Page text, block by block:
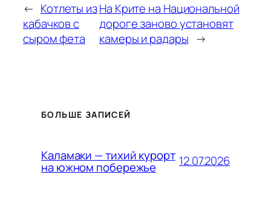
← Котлеты из
кабачков с
сыром фета
На Крите на Национальной
дороге заново установят
камеры и радары →
БОЛЬШЕ ЗАПИСЕЙ
Каламаки — тихий курорт
на южном побережье 12.07.2026